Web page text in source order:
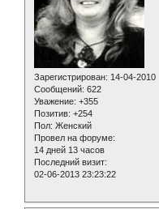
Зарегистрирован: 14-04-2010
Сообщений: 622
Уважение: +355
Позитив: +254
Пол: Женский
Провел на форуме:
14 дней 13 часов
Последний визит:
02-06-2013 23:23:22